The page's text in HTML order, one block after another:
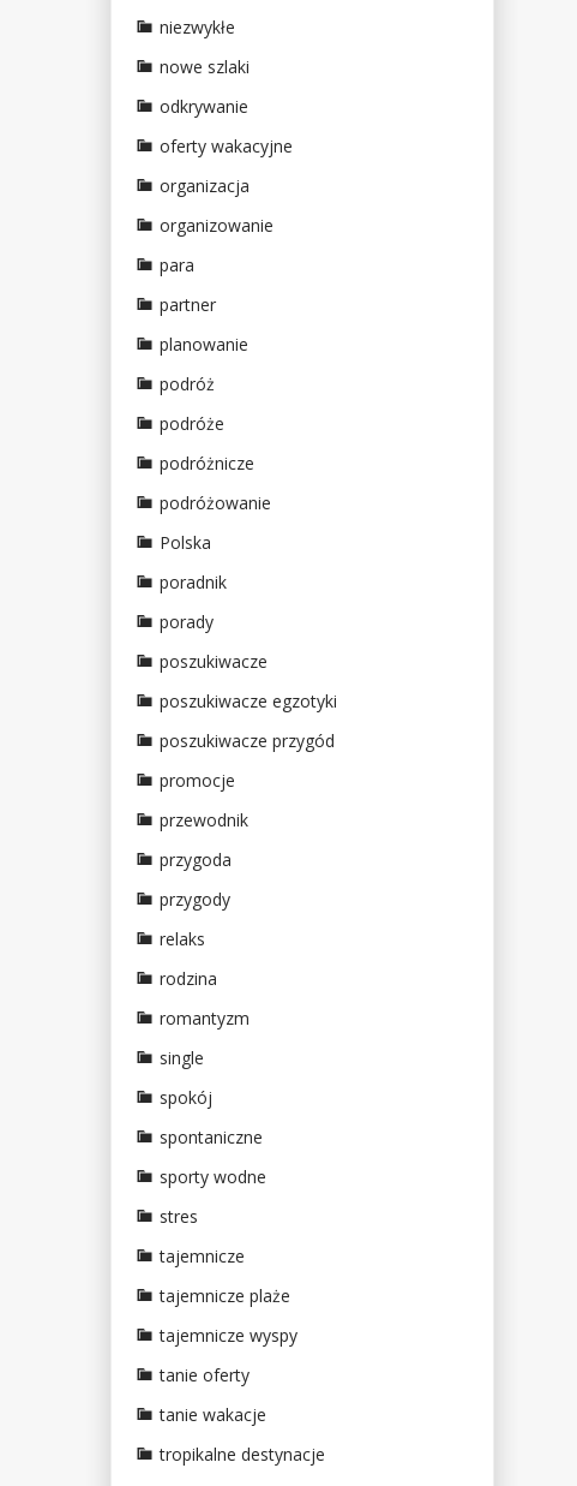
niezwykłe
nowe szlaki
odkrywanie
oferty wakacyjne
organizacja
organizowanie
para
partner
planowanie
podróż
podróże
podróżnicze
podróżowanie
Polska
poradnik
porady
poszukiwacze
poszukiwacze egzotyki
poszukiwacze przygód
promocje
przewodnik
przygoda
przygody
relaks
rodzina
romantyzm
single
spokój
spontaniczne
sporty wodne
stres
tajemnicze
tajemnicze plaże
tajemnicze wyspy
tanie oferty
tanie wakacje
tropikalne destynacje